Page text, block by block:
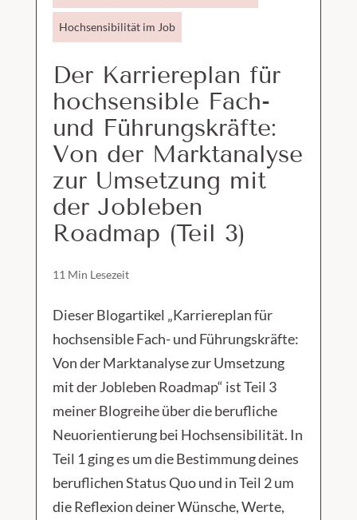
Hochsensibilität im Job
Der Karriereplan für
hochsensible Fach-
und Führungskräfte:
Von der Marktanalyse
zur Umsetzung mit
der Jobleben
Roadmap (Teil 3)
11 Min Lesezeit
Dieser Blogartikel „Karriereplan für
hochsensible Fach- und Führungskräfte:
Von der Marktanalyse zur Umsetzung
mit der Jobleben Roadmap“ ist Teil 3
meiner Blogreihe über die berufliche
Neuorientierung bei Hochsensibilität. In
Teil 1 ging es um die Bestimmung deines
beruflichen Status Quo und in Teil 2 um
die Reflexion deiner Wünsche, Werte,